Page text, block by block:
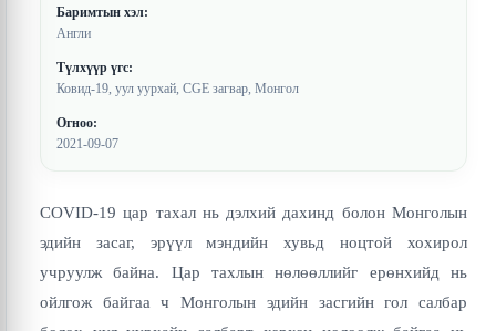
Баримтын хэл:
Англи
Түлхүүр үгс:
Ковид-19, уул уурхай, CGE загвар, Монгол
Огноо:
2021-09-07
COVID-19 цар тахал нь дэлхий дахинд болон Монголын
эдийн засаг, эрүүл мэндийн хувьд ноцтой хохирол
учруулж байна. Цар тахлын нөлөөллийг ерөнхийд нь
ойлгож байгаа ч Монголын эдийн засгийн гол салбар